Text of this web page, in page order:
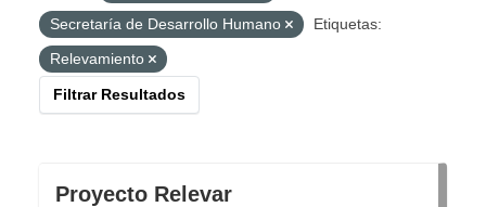
Secretaría de Desarrollo Humano
Etiquetas:
Relevamiento
Filtrar Resultados
Proyecto Relevar